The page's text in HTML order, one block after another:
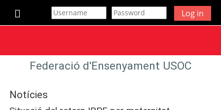
Ves al contingut principal
Panell lateral
Log in
Federació d'Ensenyament USOC
Notícies